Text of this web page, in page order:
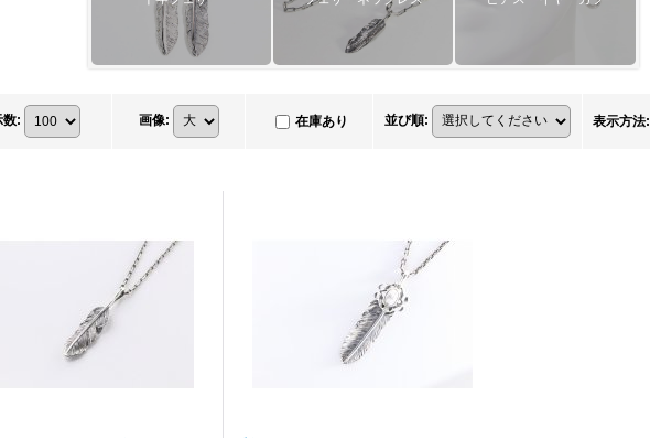
数: 画像: 在庫あり 並び順: 表示方法: